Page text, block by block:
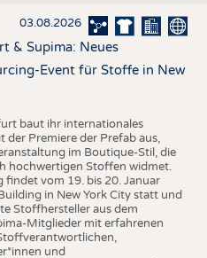
03.08.2026
& Supima: Neues
Event für Stoffe in New
baut ihr internationales
der Premiere der Prefab aus,
im Boutique-Stil, die
hochwertigen Stoffen widmet.
findet vom 19. bis 20. Januar
in New York City statt und
Stoffhersteller aus dem
Mitglieder mit erfahrenen
und